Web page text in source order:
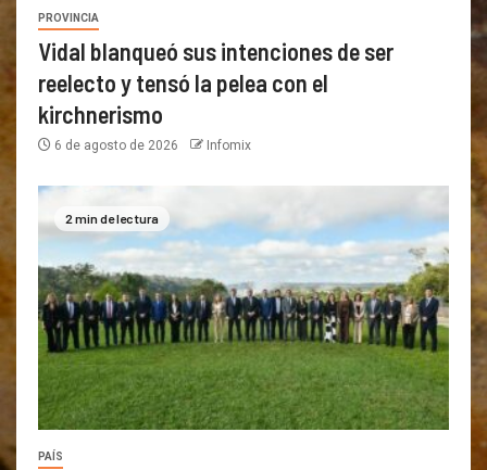
PROVINCIA
Vidal blanqueó sus intenciones de ser
reelecto y tensó la pelea con el
kirchnerismo
6 de agosto de 2026 Infomix
2 min de lectura
PAÍS